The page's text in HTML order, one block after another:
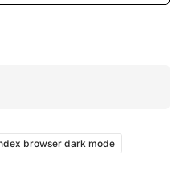
browser dark mode